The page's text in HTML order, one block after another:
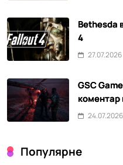
Bethesda
4
27.07.2026
GSC
коментар
24.07.2026
Популярне